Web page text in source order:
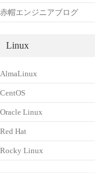
赤帽エンジニアブログ
Linux
AlmaLinux
CentOS
Oracle Linux
Red Hat
Rocky Linux